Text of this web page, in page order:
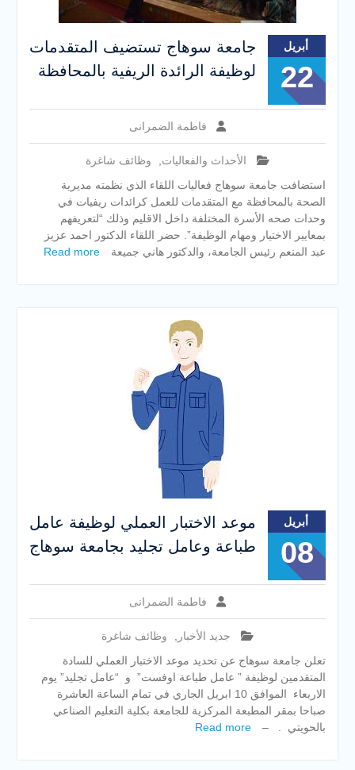
أبريل
22
جامعة سوهاج تستضيف المتقدمات
لوظيفة الرائدة الريفية بالمحافظة
فاطمة الضمرانى
الأحداث والفعاليات
وظائف شاغرة
استضافت جامعة سوهاج فعاليات اللقاء الذي نظمته مديرية
الصحة بالمحافظة مع المتقدمات للعمل كرائدات ريفيات في
وحدات صحه الأسرة المختلفة داخل الاقليم وذلك “لتعريفهم
بمعايير الاختيار ومهام الوظيفة”. حضر اللقاء الدكتور احمد عزيز
عبد المنعم رئيس الجامعة، والدكتور هاني جميعة
Read more
أبريل
08
موعد الاختبار العملي لوظيفة عامل
طباعة وعامل تجليد بجامعة سوهاج
فاطمة الضمرانى
جديد الأخبار
وظائف شاغرة
تعلن جامعة سوهاج عن تحديد موعد الاختبار العملي للسادة
المتقدمين لوظيفة ” عامل طباعة اوفست” و “عامل تجليد” يوم
الاربعاء الموافق 10 ابريل الجاري في تمام الساعة العاشرة
صباحا بمقر المطبعة المركزية للجامعة بكلية التعليم الصناعي
بالحويتي . –
Read more